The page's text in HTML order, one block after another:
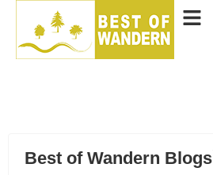
Best of Wandern Blogs